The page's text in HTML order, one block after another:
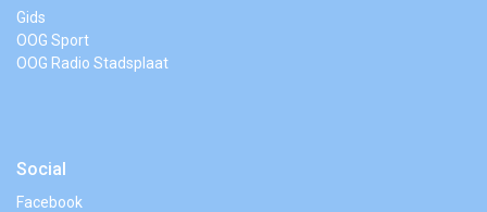
Gids
OOG Sport
OOG Radio Stadsplaat
Social
Facebook